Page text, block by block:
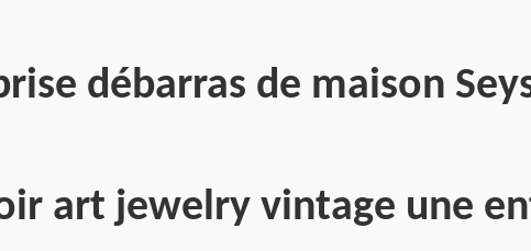
débarras de maison
art jewelry vintage une